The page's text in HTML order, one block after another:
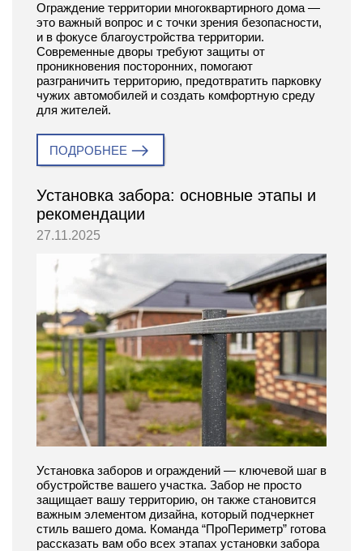
Ограждение территории многоквартирного дома —
это важный вопрос и с точки зрения безопасности,
и в фокусе благоустройства территории.
Современные дворы требуют защиты от
проникновения посторонних, помогают
разграничить территорию, предотвратить парковку
чужих автомобилей и создать комфортную среду
для жителей.
ПОДРОБНЕЕ
Установка забора: основные этапы и
рекомендации
27.11.2025
Установка заборов и ограждений — ключевой шаг в
обустройстве вашего участка. Забор не просто
защищает вашу территорию, он также становится
важным элементом дизайна, который подчеркнет
стиль вашего дома. Команда “ПроПериметр” готова
рассказать вам обо всех этапах установки забора